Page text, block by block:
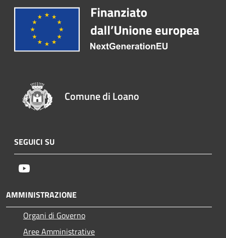
Comune di Loano
SEGUICI SU
AMMINISTRAZIONE
Organi di Governo
Aree Amministrative